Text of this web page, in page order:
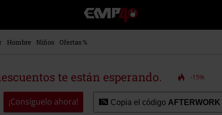
EMP
-
Música,
Merch
Ropa
Alternativa
Hombre Niños Ofertas %
te están esperando. -15%
¡Consíguelo ahora! Copia el código AFTERWORK